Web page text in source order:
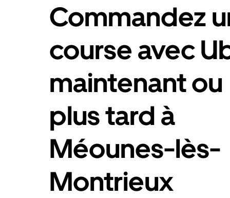
Commandez
course avec
maintenant ou
plus tard à
Méounes-lès-
Montrieux